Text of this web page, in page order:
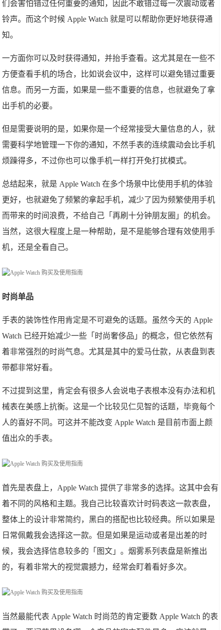
们会害怕错过任何重要的通知，因此不敢错过每一次震动或者
铃声。而这个时候 Apple Watch 就是可以帮助你更好地获得通
知。
一方面你可以及时获得通知，并抬手查看。这尤其是在一些不
方便查看手机的场合，比如说会议中，这样可以避免错过重要
信息。而另一方面，如果是一些不重要的信息，也就避免了拿
出手机的必要。
但是需要说明的是，如果你是一个经常接受大量信息的人，就
需要科学地管理一下你的通知，不然手表的连续震动会比手机
烦躁得多，不过你也可以像手机一样打开免打扰模式。
总结起来，就是 Apple Watch 在多个场景中比使用手机的体验
更好，也就避免了频繁的拿起手机，减少了因为频繁使用手机
而带来的时间浪费，不给自己「再刷十分钟朋友圈」的机会。
当然，这很大程度上是一种帮助，是不是能够合理有效使用手
机，还是全看自己。
时尚单品
手表的装饰性作用肯定是不可避免的话题。虽然今天的 Apple
Watch 已经开始减少一些「时尚奢侈品」的概念，但它依然有
着非常强烈的时尚气息。尤其是其中的爱马仕款，从表盘到表
带都非常好看。
不过提到这里，肯定会有很多人会说电子表根本没有办法和机
械表在美感上抗衡。这是一个比较见仁见智的话题，毕竟每个
人的喜好不同。可这并不能改变 Apple Watch 是目前市面上颜
值出众的手表。
首先是表盘上，Apple Watch 提供了非常多的选择。这其中会有
着不同的风格和主题。我自己比较喜欢计时码表这一款表盘，
整体上的设计非常简约，黑白的搭配也比较经典。所以如果是
日常佩戴我会选择这一款。但是如果是运动或者是出差的时
候，我会选择信息较多的「图文」。烟雾系列表盘是新推出
的，有着非常大的视觉震撼力，经常会盯着看好多次。
当然最能代表 Apple Watch 时尚范的肯定要数 Apple Watch 的表